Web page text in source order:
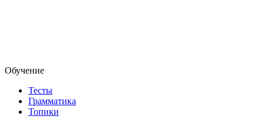
Обучение
Тесты
Грамматика
Топики